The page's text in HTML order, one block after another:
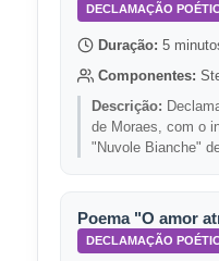
DECLAMAÇÃO
Duração: 5
Componentes:
Descrição:
de Moraes, com o
"Nuvole Bianche"
Poema "O amor
DECLAMAÇÃO